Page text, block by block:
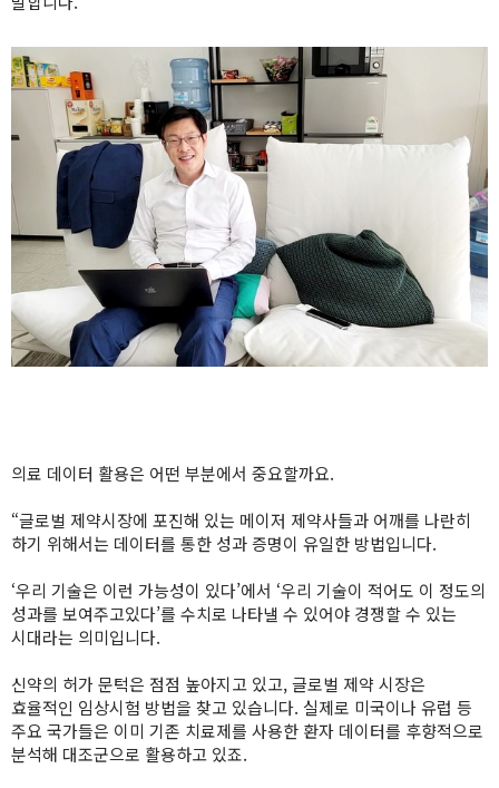
의료 데이터 활용은 어떤 부분에서 중요할까요.
“글로벌 제약시장에 포진해 있는 메이저 제약사들과 어깨를 나란히
하기 위해서는 데이터를 통한 성과 증명이 유일한 방법입니다.
‘우리 기술은 이런 가능성이 있다’에서 ‘우리 기술이 적어도 이 정도의
성과를 보여주고있다’를 수치로 나타낼 수 있어야 경쟁할 수 있는
시대라는 의미입니다.
신약의 허가 문턱은 점점 높아지고 있고, 글로벌 제약 시장은
효율적인 임상시험 방법을 찾고 있습니다. 실제로 미국이나 유럽 등
주요 국가들은 이미 기존 치료제를 사용한 환자 데이터를 후향적으로
분석해 대조군으로 활용하고 있죠.